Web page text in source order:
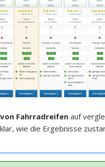
Fahrradreifen auf
wie die Ergebnisse